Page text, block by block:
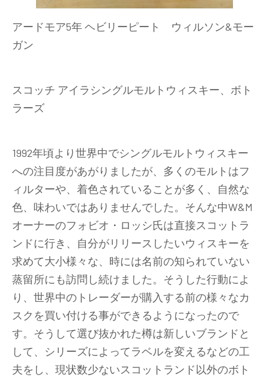
アードモア5年 ヘビリーピート ウィルソン&モー
ガン
スコッチ アイラシングルモルトウィスキー、ボト
ラーズ
1992年頃より世界中でシングルモルトウィスキー
への注目度があがりましたが、多くのモルトはフ
ィルターや、着色されていることが多く、自然な
色、味わいではありませんでした。そんな中W&M
オーナーのフォビオ・ロッシ氏は直接スコットラ
ンドに行き、自分がリリースしたいウィスキーを
求めて大小様々な、時には名前の知られていない
蒸留所にも訪問し続けました。そうした行動によ
り、世界中のトレーダーが購入する前の様々なカ
スクを買い付ける事ができるようになったので
す。そうして選び抜かれた樽は新しいブランドと
して、シリーズによってラベルを変えるなどの工
夫をし、現状数少ないスコットランド以外のボト